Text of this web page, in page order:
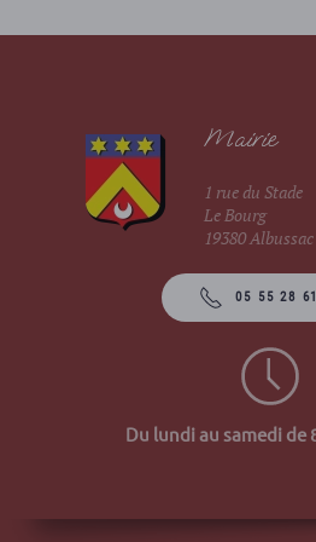
Mairie
1 rue du Stade
Le Bourg
19380 Albussac
05 55 28
Du lundi au samedi de